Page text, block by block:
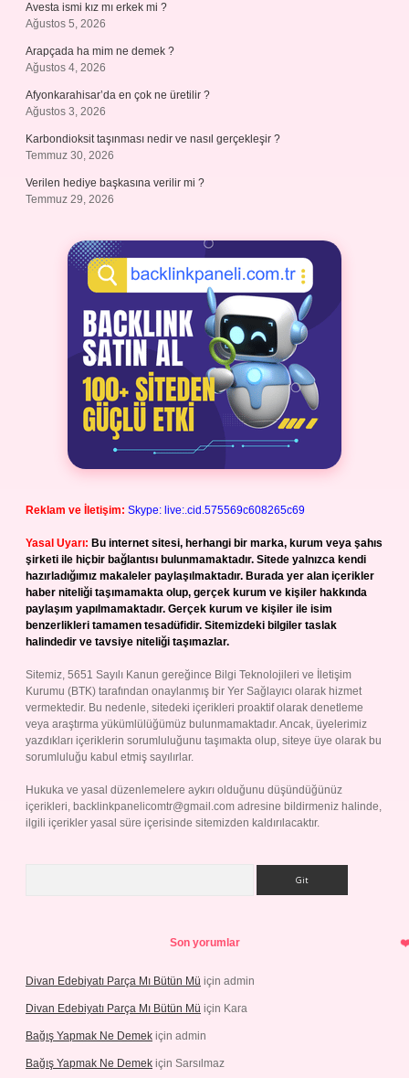
Avesta ismi kız mı erkek mi ?
Ağustos 5, 2026
Arapçada ha mim ne demek ?
Ağustos 4, 2026
Afyonkarahisar’da en çok ne üretilir ?
Ağustos 3, 2026
Karbondioksit taşınması nedir ve nasıl gerçekleşir ?
Temmuz 30, 2026
Verilen hediye başkasına verilir mi ?
Temmuz 29, 2026
Reklam ve İletişim: Skype: live:.cid.575569c608265c69
Yasal Uyarı: Bu internet sitesi, herhangi bir marka, kurum veya şahıs
şirketi ile hiçbir bağlantısı bulunmamaktadır. Sitede yalnızca kendi
hazırladığımız makaleler paylaşılmaktadır. Burada yer alan içerikler
haber niteliği taşımamakta olup, gerçek kurum ve kişiler hakkında
paylaşım yapılmamaktadır. Gerçek kurum ve kişiler ile isim
benzerlikleri tamamen tesadüfidir. Sitemizdeki bilgiler taslak
halindedir ve tavsiye niteliği taşımazlar.
Sitemiz, 5651 Sayılı Kanun gereğince Bilgi Teknolojileri ve İletişim
Kurumu (BTK) tarafından onaylanmış bir Yer Sağlayıcı olarak hizmet
vermektedir. Bu nedenle, sitedeki içerikleri proaktif olarak denetleme
veya araştırma yükümlülüğümüz bulunmamaktadır. Ancak, üyelerimiz
yazdıkları içeriklerin sorumluluğunu taşımakta olup, siteye üye olarak bu
sorumluluğu kabul etmiş sayılırlar.
Hukuka ve yasal düzenlemelere aykırı olduğunu düşündüğünüz
içerikleri, backlinkpanelicomtr@gmail.com adresine bildirmeniz halinde,
ilgili içerikler yasal süre içerisinde sitemizden kaldırılacaktır.
Son yorumlar
Divan Edebiyatı Parça Mı Bütün Mü için admin
Divan Edebiyatı Parça Mı Bütün Mü için Kara
Bağış Yapmak Ne Demek için admin
Bağış Yapmak Ne Demek için Sarsılmaz